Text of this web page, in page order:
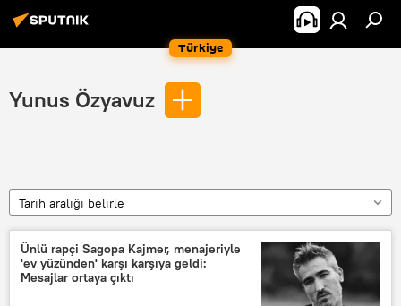
Türkiye
Yunus Özyavuz
Tarih aralığı belirle
Ünlü rapçi Sagopa Kajmer, menajeriyle
'ev yüzünden' karşı karşıya geldi:
Mesajlar ortaya çıktı